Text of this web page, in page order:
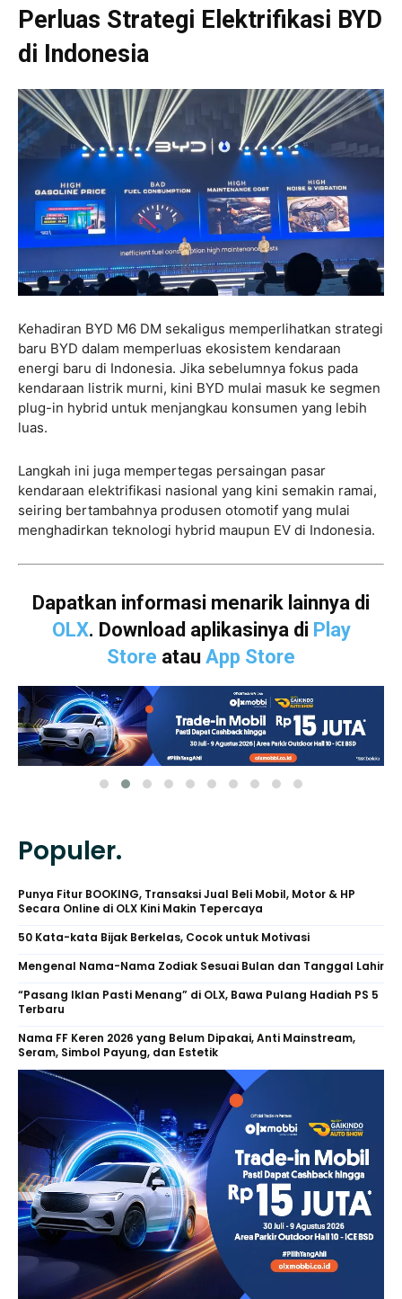
Perluas Strategi Elektrifikasi BYD
di Indonesia
Kehadiran BYD M6 DM sekaligus memperlihatkan strategi
baru BYD dalam memperluas ekosistem kendaraan
energi baru di Indonesia. Jika sebelumnya fokus pada
kendaraan listrik murni, kini BYD mulai masuk ke segmen
plug-in hybrid untuk menjangkau konsumen yang lebih
luas.
Langkah ini juga mempertegas persaingan pasar
kendaraan elektrifikasi nasional yang kini semakin ramai,
seiring bertambahnya produsen otomotif yang mulai
menghadirkan teknologi hybrid maupun EV di Indonesia.
Dapatkan informasi menarik lainnya di
OLX. Download aplikasinya di Play
Store atau App Store
Populer.
Punya Fitur BOOKING, Transaksi Jual Beli Mobil, Motor & HP
Secara Online di OLX Kini Makin Tepercaya
50 Kata-kata Bijak Berkelas, Cocok untuk Motivasi
Mengenal Nama-Nama Zodiak Sesuai Bulan dan Tanggal Lahir
“Pasang Iklan Pasti Menang” di OLX, Bawa Pulang Hadiah PS 5
Terbaru
Nama FF Keren 2026 yang Belum Dipakai, Anti Mainstream,
Seram, Simbol Payung, dan Estetik